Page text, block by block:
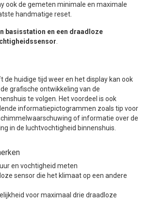
ook de gemeten minimale en maximale
handmatige reset.
basisstation en een draadloze
de huidige tijd weer en het display kan ook
grafische ontwikkeling van de
te volgen. Het voordeel is ook
informatiepictogrammen zoals tip voor
of informatie over de
in de luchtvochtigheid binnenshuis.
en vochtigheid meten
sensor die het klimaat op een andere
voor maximaal drie draadloze